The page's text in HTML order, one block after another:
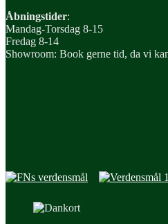
Åbningstider:
Mandag-Torsdag 8-15
Fredag 8-14
Showroom: Book gerne tid, da vi